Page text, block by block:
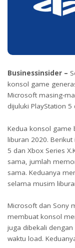
Businessinsider –
konsol game
Microsoft masing-
dijuluki PlayStation 5
Kedua konsol game
liburan 2020.
5 dan Xbox Series
sama, jumlah
sama. Keduanya
selama musim
Microsoft dan Sony
membuat konsol
juga dibekali
waktu load.